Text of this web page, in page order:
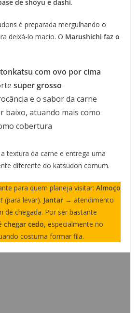
de shoyu e dashi.
é preparada mergulhando o
deixá-lo macio. O Marushichi faz o
com ovo por cima
super grosso
e o sabor da carne
baixo, atuando mais como
cobertura
textura da carne e entrega uma
diferente do katsudon comum.
para quem planeja visitar: Almoço
(para levar). Jantar → atendimento
de chegada. Por ser bastante
chegar cedo, especialmente no
costuma formar fila.